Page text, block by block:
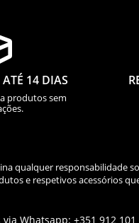
14 DIAS
produtos sem
qualquer responsabilidade
e respetivos acessórios
Whatsapp: +351 912 101